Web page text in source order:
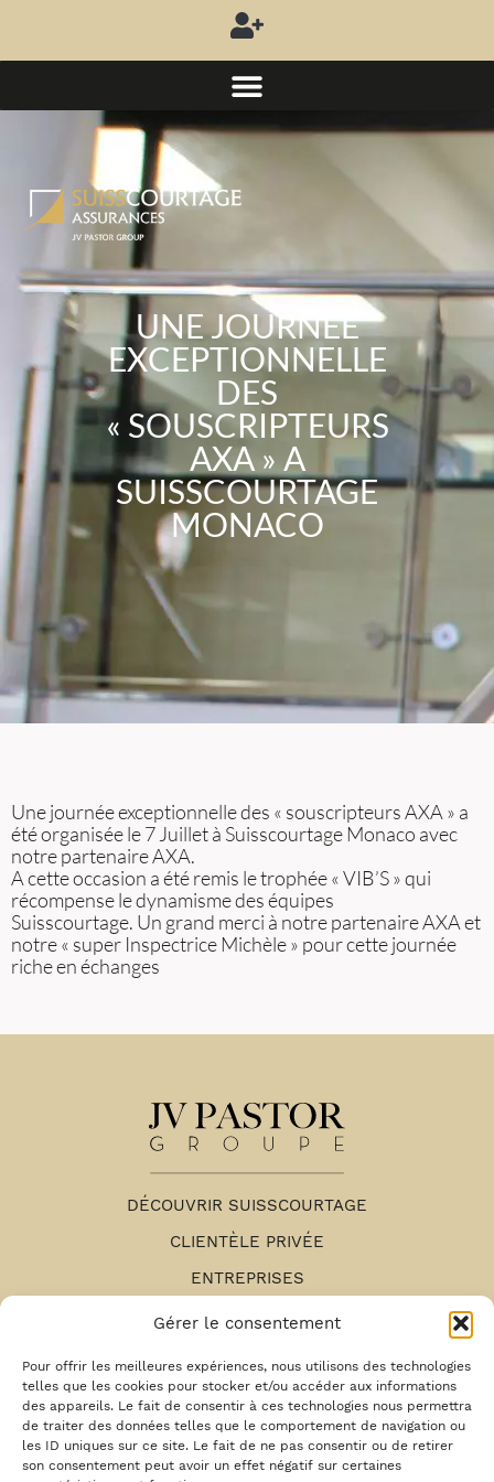
Gérer le consentement
Pour offrir les meilleures expériences, nous utilisons des technologies
telles que les cookies pour stocker et/ou accéder aux informations
des appareils. Le fait de consentir à ces technologies nous permettra
de traiter des données telles que le comportement de navigation ou
les ID uniques sur ce site. Le fait de ne pas consentir ou de retirer
son consentement peut avoir un effet négatif sur certaines
UNE JOURNEE
EXCEPTIONNELLE
DES
« SOUSCRIPTEURS
AXA » A
SUISSCOURTAGE
MONACO
Une journée exceptionnelle des « souscripteurs AXA » a
été organisée le 7 Juillet à Suisscourtage Monaco avec
notre partenaire AXA.
A cette occasion a été remis le trophée « VIB’S » qui
récompense le dynamisme des équipes
Suisscourtage. Un grand merci à notre partenaire AXA et
notre « super Inspectrice Michèle » pour cette journée
riche en échanges
DÉCOUVRIR SUISSCOURTAGE
CLIENTÈLE PRIVÉE
ENTREPRISES
NOS AGENCES
MENTIONS LÉGALES
MON ESPACE CLIENT
MON ESPACE SANTÉ